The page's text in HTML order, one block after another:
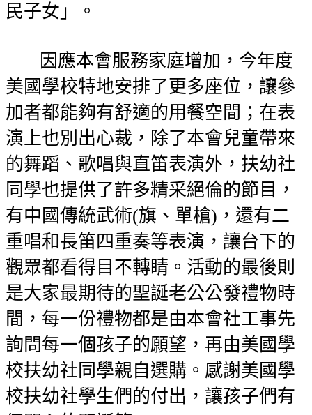
民子女」。
因應本會服務家庭增加，今年度
美國學校特地安排了更多座位，讓參
加者都能夠有舒適的用餐空間；在表
演上也別出心裁，除了本會兒童帶來
的舞蹈、歌唱與直笛表演外，扶幼社
同學也提供了許多精采絕倫的節目，
有中國傳統武術(旗、單槍)，還有二
重唱和長笛四重奏等表演，讓台下的
觀眾都看得目不轉睛。活動的最後則
是大家最期待的聖誕老公公發禮物時
間，每一份禮物都是由本會社工事先
詢問每一個孩子的願望，再由美國學
校扶幼社同學親自選購。感謝美國學
校扶幼社學生們的付出，讓孩子們有